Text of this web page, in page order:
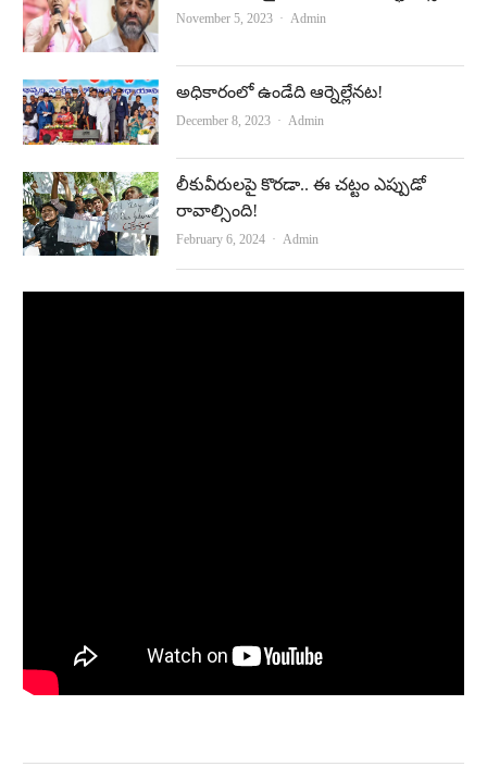
November 5, 2023 Author
Admin
అధికారంలో ఉండేది ఆర్నెల్లేనట!
December 8, 2023 Author
Admin
లీకువీరుల‌పై కొర‌డా.. ఈ చ‌ట్టం ఎప్పుడో
రావాల్సింది!
February 6, 2024 Author
Admin